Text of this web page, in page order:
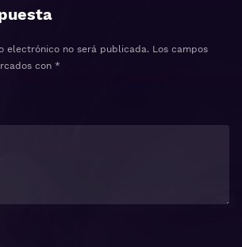
electrónico no será publicada. Los campos
con *